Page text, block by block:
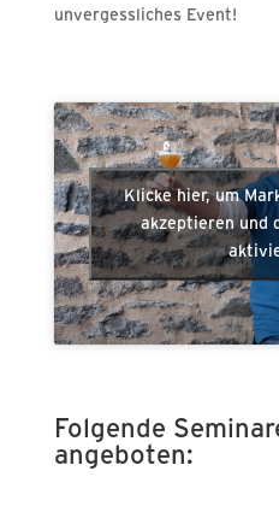
unvergessliches Event!
Klicke hier, um
akzeptieren und
Folgende
angeboten: